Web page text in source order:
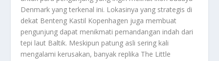
Denmark yang terkenal ini. Lokasinya yang strategis di
dekat Benteng Kastil Kopenhagen juga membuat
pengunjung dapat menikmati pemandangan indah dari
tepi laut Baltik. Meskipun patung asli sering kali
mengalami kerusakan, banyak replika The Little